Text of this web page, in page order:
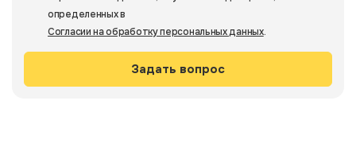
определенных в
Согласии на обработку персональных данных.